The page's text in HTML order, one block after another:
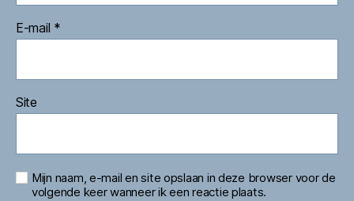
E-mail *
Site
Mijn naam, e-mail en site opslaan in deze browser voor de
volgende keer wanneer ik een reactie plaats.